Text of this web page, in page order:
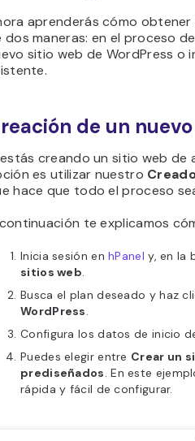
aprenderás cómo
dos maneras: en el proceso
sitio web de WordPress o
de un
creando un sitio web de
es utilizar nuestro
hace que todo el proceso
te explicamos
Inicia sesión enhPanel y, en la
sitios web.
Busca el plan deseado y haz
WordPress.
Configura los datos de inicio
Puedes elegir entre Crear un
prediseñados. En este
rápida y fácil de configurar.